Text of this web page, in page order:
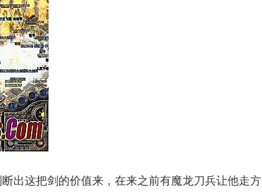
出这把剑的价值来，在来之前有魔龙刀兵让他走方